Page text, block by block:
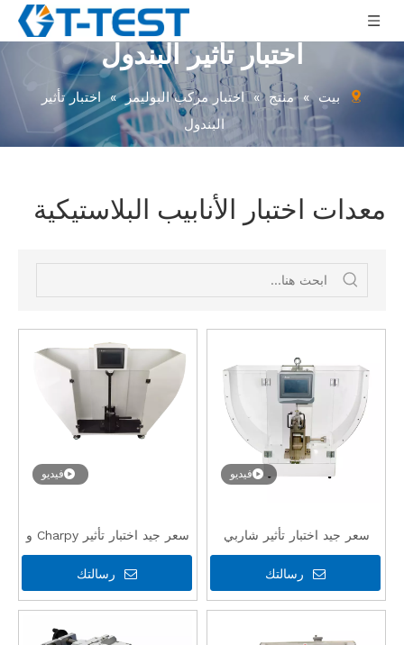
اختبار تأثير البندول
بيت » منتج » اختبار مركب البوليمر » اختبار تأثير
البندول
معدات اختبار الأنابيب البلاستيكية
فيديو
سعر جيد اختبار تأثير Charpy و
Izod Muptiple لاختبار
البلاستيك مع CE
رسالتك
فيديو
سعر جيد اختبار تأثير شاربي
الرخيص لاختبار البلاستيك مع CE
رسالتك